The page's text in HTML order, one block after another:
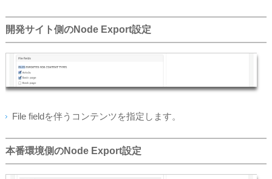
開発サイト側のNode Export設定
File fieldを伴うコンテンツを指定します。
本番環境側のNode Export設定